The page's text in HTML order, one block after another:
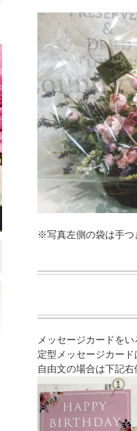
※写真左側の袋は手つ
メッセージカードをい
定型メッセージカード
自由文の場合は下記